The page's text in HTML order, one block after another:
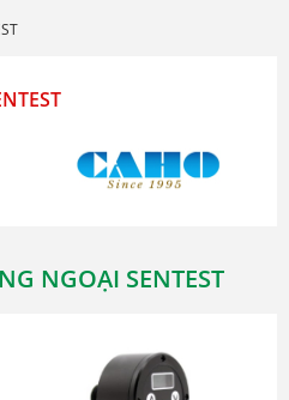
NGOẠI SENTEST